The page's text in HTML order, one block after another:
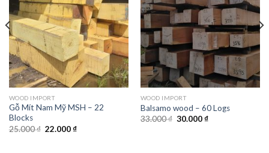
WOOD IMPORT
Gỗ Mít Nam Mỹ MSH – 22
Blocks
25.000₫ Giá
22.000₫Giá
WOOD IMPORT
Balsamo wood – 60 Logs
33.000₫ Giá
30.000₫Giá